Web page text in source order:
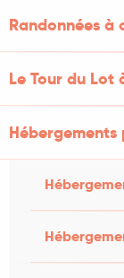
Randonnées
Le Tour du Lot